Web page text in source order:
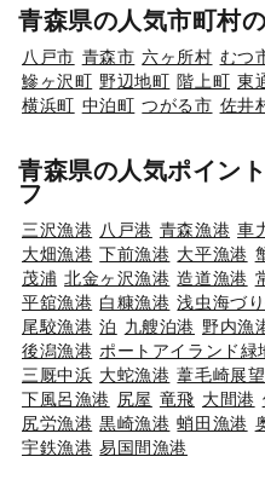
青森県の人気市町村
八戸市 青森市 六ヶ所村 むつ
鰺ヶ沢町 野辺地町 階上町 東
横浜町 中泊町 つがる市 佐井
青森県の人気ポイン
フ
三沢漁港 八戸港 青森漁港 車
大畑漁港 下前漁港 大平漁港
茂浦 北金ヶ沢漁港 造道漁港
平舘漁港 白糠漁港 浅虫海づ
尾駮漁港 泊 九艘泊港 野内漁
後潟漁港 ポートアイランド緑
三厩中浜 大蛇漁港 葦毛崎展
下風呂漁港 尻屋 竜飛 大間港
尻労漁港 黒崎漁港 蛸田漁港
宇鉄漁港 易国間漁港